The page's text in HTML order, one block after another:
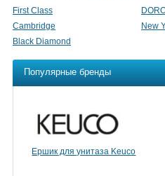
First Class
Cambridge
New
Black Diamond
Популярные бренды
Ершик для унитаза Keuco